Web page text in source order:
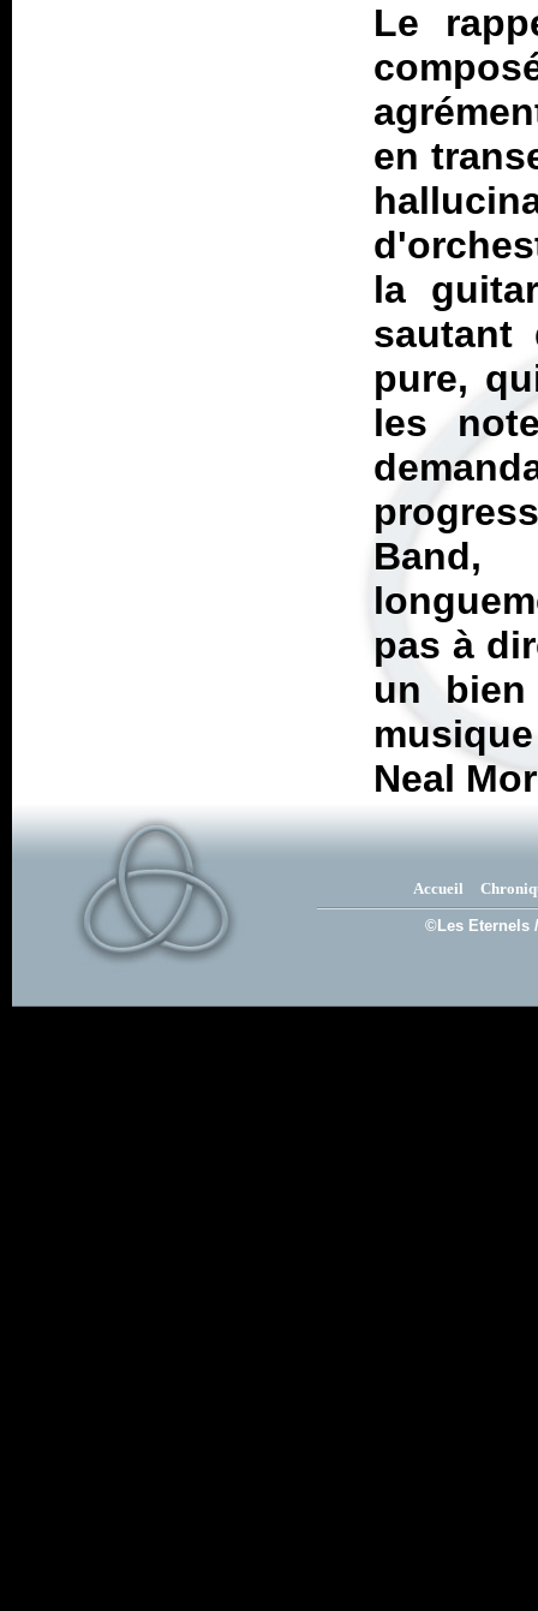
Le
en
la
sautant
pure,
les
Band,
pas à
un
Neal
Accueil
©Les Eternels